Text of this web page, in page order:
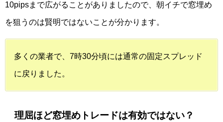
10pipsまで広がることがありましたので、朝イチで窓埋め
を狙うのは賢明ではないことが分かります。
多くの業者で、7時30分頃には通常の固定スプレッド
に戻りました。
理屈ほど窓埋めトレードは有効ではない？